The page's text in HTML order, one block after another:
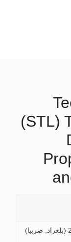
(STL)
بلغراد, صربيا)